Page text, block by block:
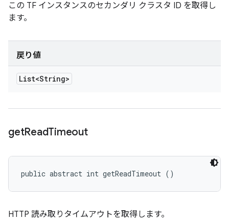
この TF インスタンスのセカンダリ クラスタ ID を取得し
ます。
戻り値
List<String>
getReadTimeout
public abstract int getReadTimeout ()
HTTP 読み取りタイムアウトを取得します。